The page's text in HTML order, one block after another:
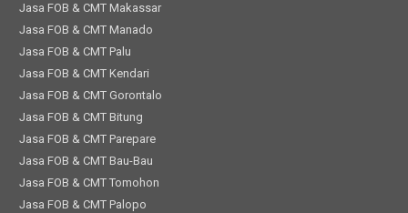
Jasa FOB & CMT Makassar
Jasa FOB & CMT Manado
Jasa FOB & CMT Palu
Jasa FOB & CMT Kendari
Jasa FOB & CMT Gorontalo
Jasa FOB & CMT Bitung
Jasa FOB & CMT Parepare
Jasa FOB & CMT Bau-Bau
Jasa FOB & CMT Tomohon
Jasa FOB & CMT Palopo